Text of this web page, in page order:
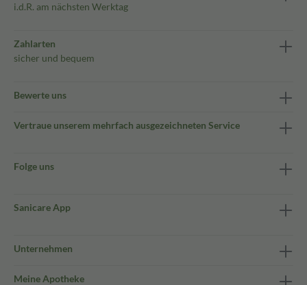
i.d.R. am nächsten Werktag
Zahlarten
sicher und bequem
Bewerte uns
Vertraue unserem mehrfach ausgezeichneten Service
Folge uns
Sanicare App
Unternehmen
Meine Apotheke